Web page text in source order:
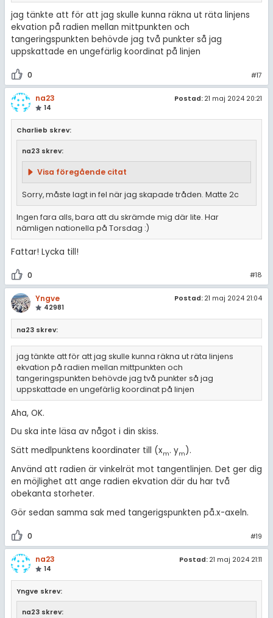
jag tänkte att för att jag skulle kunna räkna ut räta linjens
ekvation på radien mellan mittpunkten och
tangeringspunkten behövde jag två punkter så jag
uppskattade en ungefärlig koordinat på linjen
0 #17
na23
14
Postad: 21 maj 2024 20:21
Charlieb skrev:
na23 skrev:
Visa föregående citat
Sorry, måste lagt in fel när jag skapade tråden. Matte 2c
Ingen fara alls, bara att du skrämde mig där lite. Har
nämligen nationella på Torsdag :)
Fattar! Lycka till!
0 #18
Yngve
42981
Postad: 21 maj 2024 21:04
na23 skrev:
jag tänkte att för att jag skulle kunna räkna ut räta linjens
ekvation på radien mellan mittpunkten och
tangeringspunkten behövde jag två punkter så jag
uppskattade en ungefärlig koordinat på linjen
Aha, OK.
Du ska inte läsa av något i din skiss.
Sätt medlpunktens koordinater till (xm. ym ).
Använd att radien är vinkelrät mot tangentlinjen. Det ger dig
en möjlighet att ange radien ekvation där du har två
obekanta storheter.
Gör sedan samma sak med tangerigspunkten på.x-axeln.
0 #19
na23
14
Postad: 21 maj 2024 21:11
Yngve skrev:
na23 skrev: